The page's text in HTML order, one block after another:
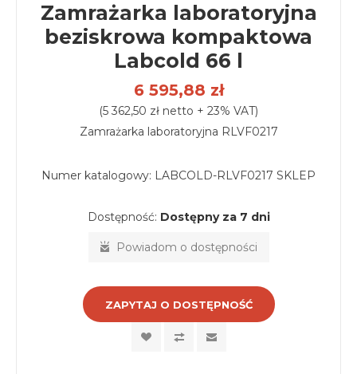
Zamrażarka laboratoryjna
beziskrowa kompaktowa
Labcold 66 l
6 595,88 zł
(5 362,50 zł netto + 23% VAT)
Zamrażarka laboratoryjna RLVF0217
Numer katalogowy: LABCOLD-RLVF0217 SKLEP
Dostępność: Dostępny za 7 dni
Powiadom o dostępności
ZAPYTAJ O DOSTĘPNOŚĆ